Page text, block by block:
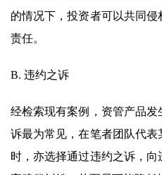
的情况下，投资者可以共同
责任。
B. 违约之诉
经检索现有案例，资管产品
诉最为常见，在笔者团队代
时，亦选择通过违约之诉，